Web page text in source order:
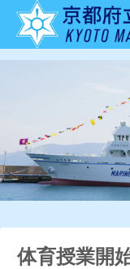
体育授業開